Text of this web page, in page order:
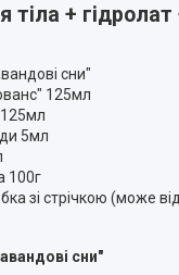
+
сни"
125мл
5мл
100г
зі стрічкою (може
сни"